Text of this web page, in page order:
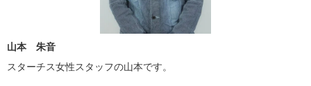
山本 朱音
スターチス女性スタッフの山本です。